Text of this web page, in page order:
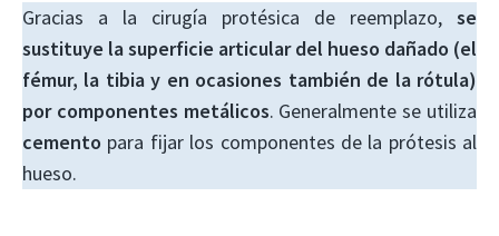
Gracias a la cirugía protésica de reemplazo, se
sustituye la superficie articular del hueso dañado (el
fémur, la tibia y en ocasiones también de la rótula)
por componentes metálicos. Generalmente se utiliza
cemento para fijar los componentes de la prótesis al
hueso.